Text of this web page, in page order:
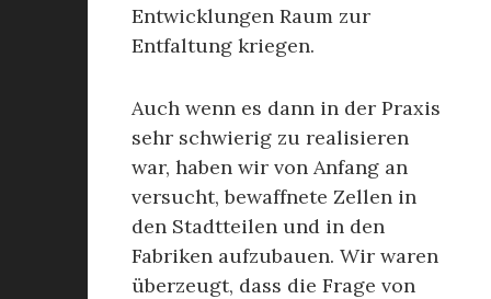
Entwicklungen Raum zur
Entfaltung kriegen.
Auch wenn es dann in der Praxis
sehr schwierig zu realisieren
war, haben wir von Anfang an
versucht, bewaffnete Zellen in
den Stadtteilen und in den
Fabriken aufzubauen. Wir waren
überzeugt, dass die Frage von